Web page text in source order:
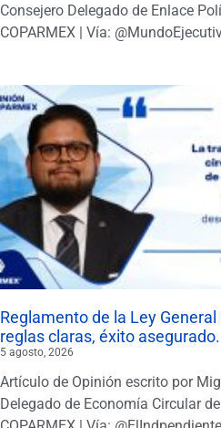
Consejero Delegado de Enlace
COPARMEX | Vía:
Reglamento de la Ley
reglas claras, éxito asegurado.
5 agosto, 2026
Artículo de Opinión escrito por
Delegado de Economía Circular de